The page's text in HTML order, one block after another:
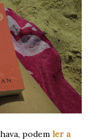
podem ler a